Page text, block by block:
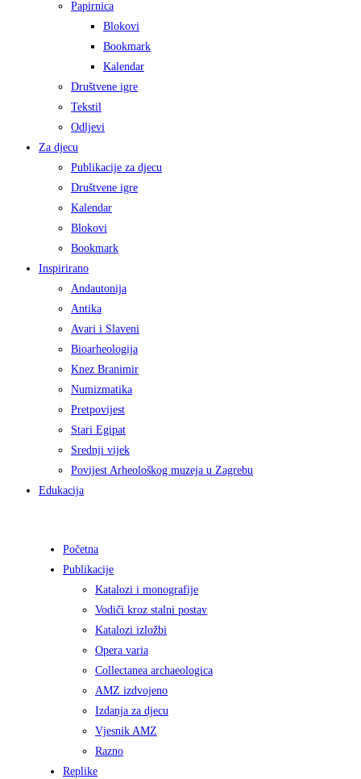
Papirnica
Blokovi
Bookmark
Kalendar
Društvene igre
Tekstil
Odljevi
Za djecu
Publikacije za djecu
Društvene igre
Kalendar
Blokovi
Bookmark
Inspirirano
Andautonija
Antika
Avari i Slaveni
Bioarheologija
Knez Branimir
Numizmatika
Pretpovijest
Stari Egipat
Srednji vijek
Povijest Arheološkog muzeja u Zagrebu
Edukacija
Početna
Publikacije
Katalozi i monografije
Vodiči kroz stalni postav
Katalozi izložbi
Opera varia
Collectanea archaeologica
AMZ izdvojeno
Izdanja za djecu
Vjesnik AMZ
Razno
Replike